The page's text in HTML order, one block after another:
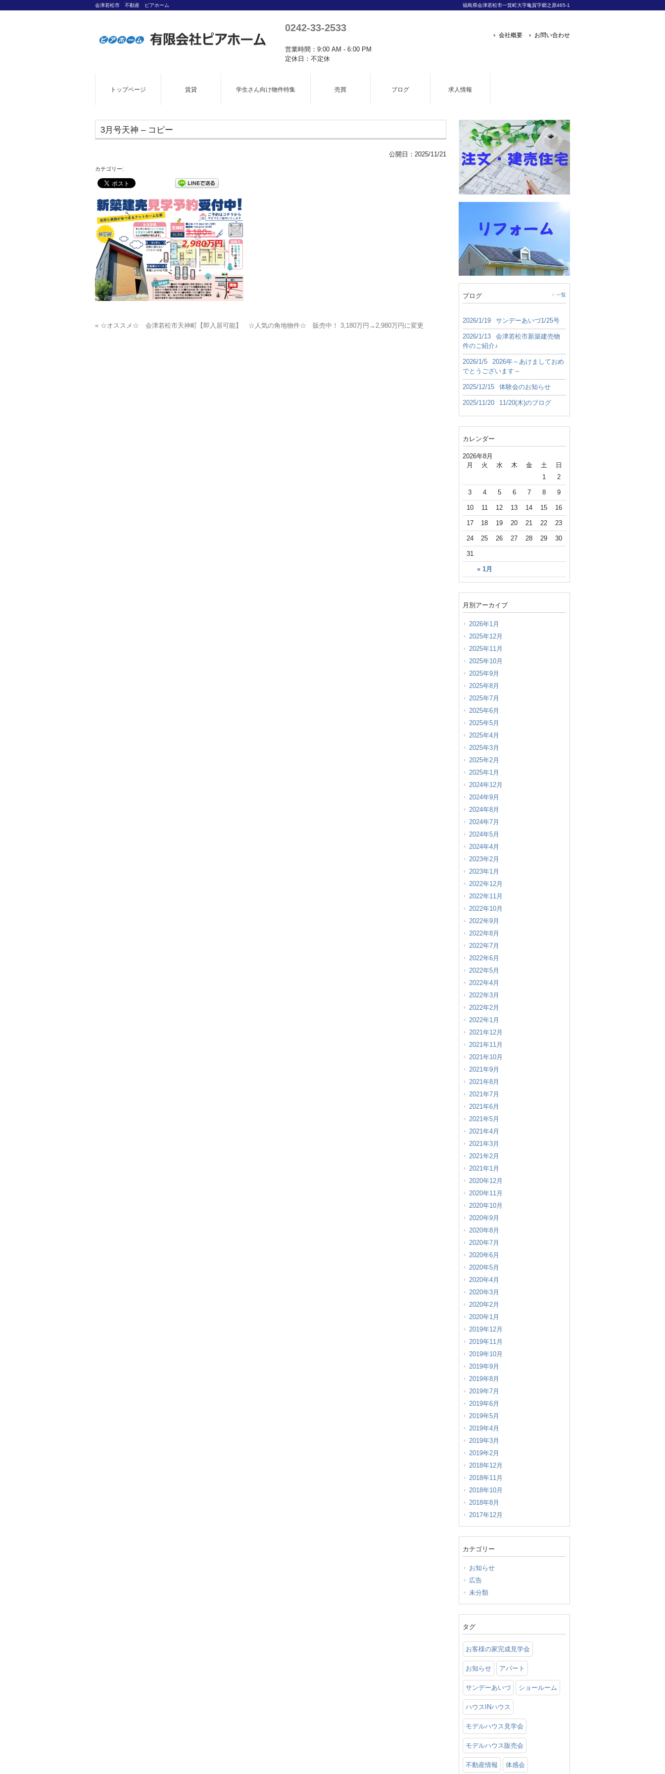
会津若松市 不動産 ピアホーム 福島県会津若松市一箕町大字亀賀字郷之原465-1
0242-33-2533
営業時間：9:00 AM - 6:00 PM
定休日：不定休
会社概要 お問い合わせ
トップページ 賃貸 学生さん向け物件特集 売買 ブログ 求人情報
3月号天神 – コピー
公開日： 2025/11/21
カテゴリー:
« ☆オススメ☆ 会津若松市天神町【即入居可能】 ☆人気の角地物件☆ 販売中！ 3,180万円→2,980万円に変更
ブログ 一覧
2026/1/19 サンデーあいづ1/25号
2026/1/13
会津若松市新築建売物
件のご紹介♪
2026/1/5
2026年～あけましておめ
でとうございます～
2025/12/15 体験会のお知らせ
2025/11/20 11/20(木)のブログ
カレンダー
2026年8月
月 火 水 木 金 土 日
« 1月
1 2
3 4 5 6 7 8 9
10 11 12 13 14 15 16
17 18 19 20 21 22 23
24 25 26 27 28 29 30
31
月別アーカイブ
2026年1月
2025年12月
2025年11月
2025年10月
2025年9月
2025年8月
2025年7月
2025年6月
2025年5月
2025年4月
2025年3月
2025年2月
2025年1月
2024年12月
2024年9月
2024年8月
2024年7月
2024年5月
2024年4月
2023年2月
2023年1月
2022年12月
2022年11月
2022年10月
2022年9月
2022年8月
2022年7月
2022年6月
2022年5月
2022年4月
2022年3月
2022年2月
2022年1月
2021年12月
2021年11月
2021年10月
2021年9月
2021年8月
2021年7月
2021年6月
2021年5月
2021年4月
2021年3月
2021年2月
2021年1月
2020年12月
2020年11月
2020年10月
2020年9月
2020年8月
2020年7月
2020年6月
2020年5月
2020年4月
2020年3月
2020年2月
2020年1月
2019年12月
2019年11月
2019年10月
2019年9月
2019年8月
2019年7月
2019年6月
2019年5月
2019年4月
2019年3月
2019年2月
2018年12月
2018年11月
2018年10月
2018年8月
2017年12月
カテゴリー
お知らせ
広告
未分類
タグ
お客様の家完成見学会
お知らせ アパート
サンデーあいづ ショールーム
ハウスINハウス
モデルハウス見学会
モデルハウス販売会
不動産情報 体感会